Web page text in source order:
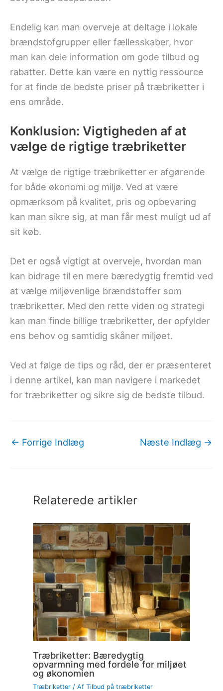
Endelig kan man overveje at deltage i lokale
brændstofgrupper eller fællesskaber, hvor
man kan dele information om gode tilbud og
rabatter. Dette kan være en nyttig ressource
for at finde de bedste priser på træbriketter i
ens område.
Konklusion: Vigtigheden af at
vælge de rigtige træbriketter
At vælge de rigtige træbriketter er afgørende
for både økonomi og miljø. Ved at være
opmærksom på kvalitet, pris og opbevaring
kan man sikre sig, at man får mest muligt ud af
sit køb.
Det er også vigtigt at overveje, hvordan man
kan bidrage til en mere bæredygtig fremtid ved
at vælge miljøvenlige brændstoffer som
træbriketter. Med den rette viden og strategi
kan man finde billige træbriketter, der opfylder
ens behov og samtidig skåner miljøet.
Ved at følge de tips og råd, der er præsenteret
i denne artikel, kan man navigere i markedet
for træbriketter og sikre sig de bedste tilbud.
← Forrige Indlæg Næste Indlæg →
Relaterede artikler
Træbriketter: Bæredygtig
opvarmning med fordele for miljøet
og økonomien
Træbriketter/ Af Tilbud på træbriketter